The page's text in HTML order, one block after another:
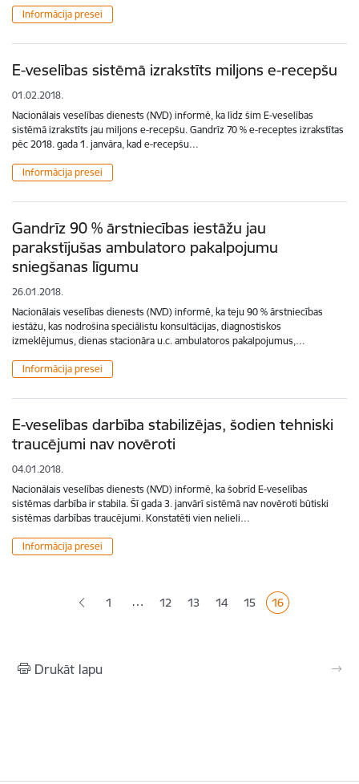
Informācija presei
E-veselības sistēmā izrakstīts miljons e-recepšu
01.02.2018.
Nacionālais veselības dienests (NVD) informē, ka līdz šim E-veselības
sistēmā izrakstīts jau miljons e-recepšu. Gandrīz 70 % e-receptes izrakstītas
pēc 2018. gada 1. janvāra, kad e-recepšu…
Informācija presei
Gandrīz 90 % ārstniecības iestāžu jau
parakstījušas ambulatoro pakalpojumu
sniegšanas līgumu
26.01.2018.
Nacionālais veselības dienests (NVD) informē, ka teju 90 % ārstniecības
iestāžu, kas nodrošina speciālistu konsultācijas, diagnostiskos
izmeklējumus, dienas stacionāra u.c. ambulatoros pakalpojumus,…
Informācija presei
E-veselības darbība stabilizējas, šodien tehniski
traucējumi nav novēroti
04.01.2018.
Nacionālais veselības dienests (NVD) informē, ka šobrīd E-veselības
sistēmas darbība ir stabila. Šī gada 3. janvārī sistēmā nav novēroti būtiski
sistēmas darbības traucējumi. Konstatēti vien nelieli…
Informācija presei
1 … Lapa
12 Lapa
13 Lapa
14 Lapa
15 Pašreizējā lapa
16
Drukāt lapu